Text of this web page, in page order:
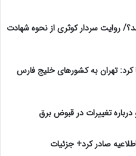
روایت سردار کوثری از نحوه شهادت
تهران به کشورهای خلیج فارس
تغییرات در قبوض برق
صادر کرد+ جزئیات